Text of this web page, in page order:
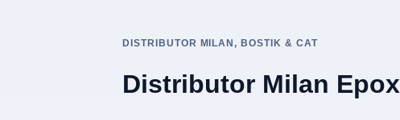
DISTRIBUTOR MILAN, BOSTIK & CAT
Distributor Milan